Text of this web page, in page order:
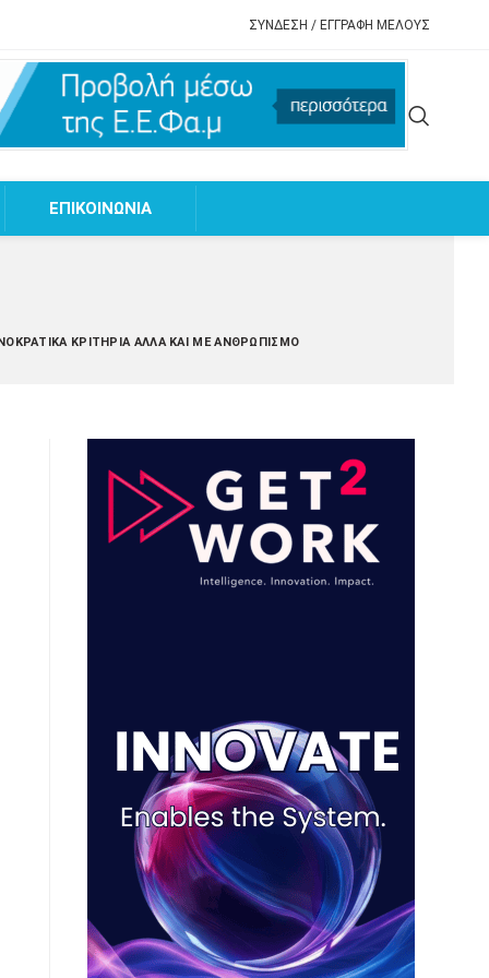
ΣΥΝΔΕΣΗ / ΕΓΓΡΑΦΗ ΜΕΛΟΥΣ
EΠΙΚΟΙΝΩΝΙΑ
ΚΡΙΤΉΡΙΑ ΑΛΛΆ ΚΑΙ ΜΕ ΑΝΘΡΩΠΙΣΜΌ